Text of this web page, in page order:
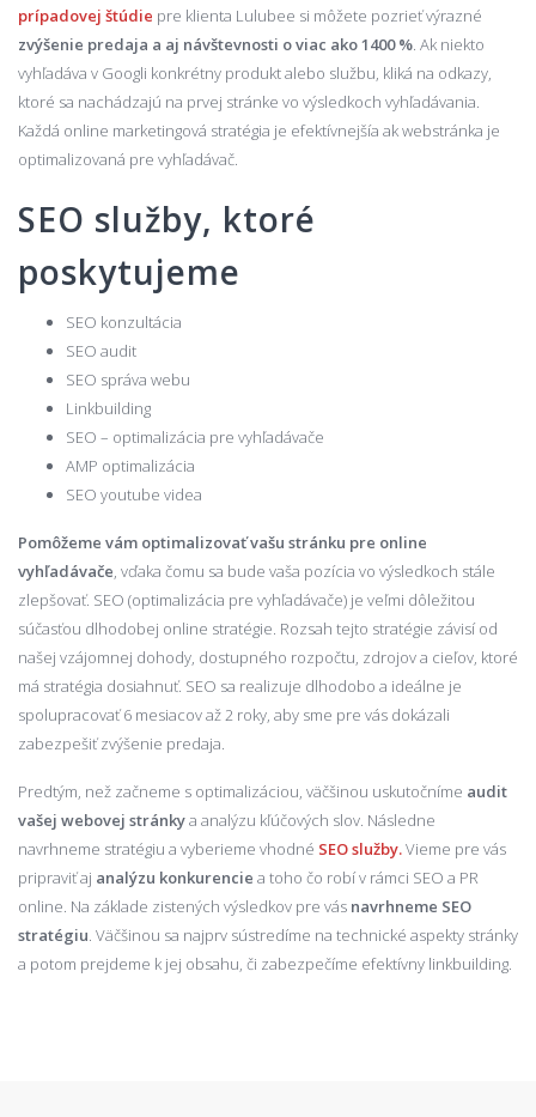
prípadovej štúdie pre klienta Lulubee si môžete pozrieť výrazné
zvýšenie predaja a aj návštevnosti o viac ako 1400 %. Ak niekto
vyhľadáva v Googli konkrétny produkt alebo službu, kliká na odkazy,
ktoré sa nachádzajú na prvej stránke vo výsledkoch vyhľadávania.
Každá online marketingová stratégia je efektívnejšía ak webstránka je
optimalizovaná pre vyhľadávač.
SEO služby, ktoré
poskytujeme
SEO konzultácia
SEO audit
SEO správa webu
Linkbuilding
SEO – optimalizácia pre vyhľadávače
AMP optimalizácia
SEO youtube videa
Pomôžeme vám optimalizovať vašu stránku pre online
vyhľadávače, vďaka čomu sa bude vaša pozícia vo výsledkoch stále
zlepšovať. SEO (optimalizácia pre vyhľadávače) je veľmi dôležitou
súčasťou dlhodobej online stratégie. Rozsah tejto stratégie závisí od
našej vzájomnej dohody, dostupného rozpočtu, zdrojov a cieľov, ktoré
má stratégia dosiahnuť. SEO sa realizuje dlhodobo a ideálne je
spolupracovať 6 mesiacov až 2 roky, aby sme pre vás dokázali
zabezpešiť zvýšenie predaja.
Predtým, než začneme s optimalizáciou, väčšinou uskutočníme audit
vašej webovej stránkya analýzu kľúčových slov. Následne
navrhneme stratégiu a vyberieme vhodné SEO služby.Vieme pre vás
pripraviť aj analýzu konkurencie a toho čo robí v rámci SEO a PR
online. Na základe zistených výsledkov pre vás navrhneme SEO
stratégiu. Väčšinou sa najprv sústredíme na technické aspekty stránky
a potom prejdeme k jej obsahu, či zabezpečíme efektívny linkbuilding.